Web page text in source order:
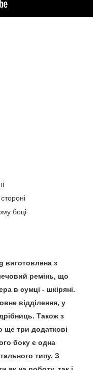
боці
виготовлена з
ремінь, що
в сумці - шкіряні.
відділення, у
Також з
ще три додаткові
боку є одна
типу. З